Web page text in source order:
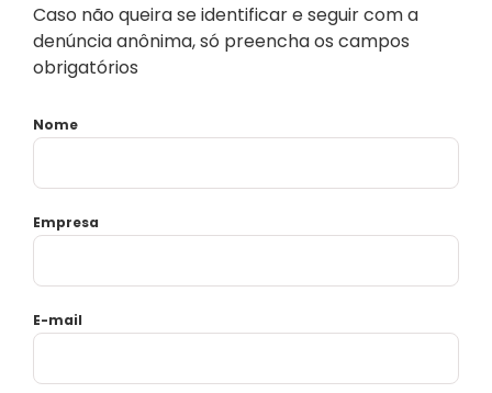
Caso não queira se identificar e seguir com a
denúncia anônima, só preencha os campos
obrigatórios
Nome
Empresa
E-mail